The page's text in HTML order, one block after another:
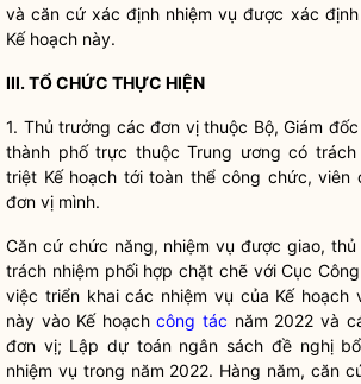
và căn cứ xác định nhiệm vụ được xác
Kế hoạch này.
III. TỔ CHỨC THỰC HIỆN
1. Thủ trưởng các đơn vị thuộc Bộ, Giám
thành phố trực thuộc Trung ương có
triệt Kế hoạch tới toàn thể công chức, viên
đơn vị mình.
Căn cứ chức năng, nhiệm vụ được giao,
trách nhiệm phối hợp chặt chẽ với Cục
việc triển khai các nhiệm vụ của Kế hoạch
này vào Kế hoạchcông tác năm 2022 và
đơn vị; Lập dự toán ngân sách đề nghị
nhiệm vụ trong năm 2022. Hàng năm, căn